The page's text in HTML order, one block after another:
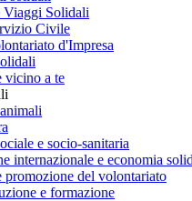
Viaggi Solidali
Civile
d'Impresa
vicino a te
e socio-sanitaria
internazionale e economia
promozione del volontariato
e formazione